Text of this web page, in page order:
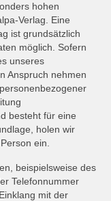
hohen
Verlag. Eine
ist grundsätzlich
möglich. Sofern
unseres
Anspruch nehmen
besteht für eine
holen wir
ein.
beispielsweise des
Telefonnummer
mit der